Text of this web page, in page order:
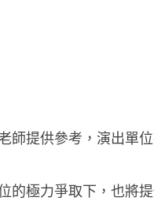
師提供參考，演出單
的極力爭取下，也將